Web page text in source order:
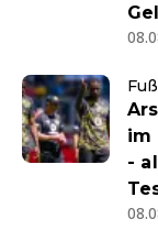
im
-